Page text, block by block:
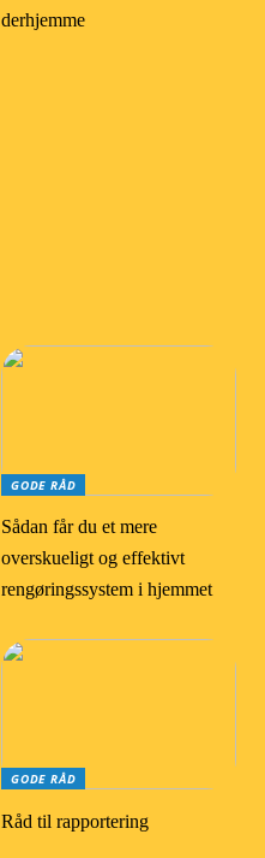
derhjemme
GODE RÅD
Sådan får du et mere
overskueligt og effektivt
rengøringssystem i hjemmet
GODE RÅD
Råd til rapportering